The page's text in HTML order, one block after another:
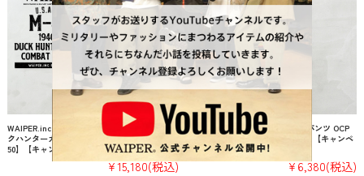
WAIPER.inc 米軍 1940’s U.S.ARMY M-43 ダッ
クハンターカモ コンバットジャケット【WP11
50】【キャンペーン対象外】【T】
¥15,180(税込)
実物 USED 米軍 COMBAT カーゴパンツ OCP
スコーピオンW2 コットンナイロン【キャンペ
ーン対象外】【I】
¥6,380(税込)